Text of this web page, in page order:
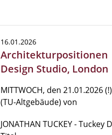
16.01.2026
Architekturpositionen
Design Studio, London
MITTWOCH, den 21.01.2026
(TU-Altgebäude) von
JONATHAN TUCKEY -